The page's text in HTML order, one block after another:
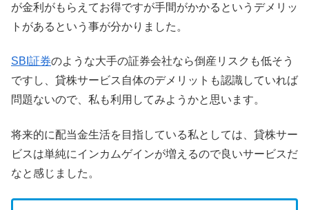
が金利がもらえてお得ですが手間がかかるというデメリッ
トがあるという事が分かりました。
SBI証券のような大手の証券会社なら倒産リスクも低そう
ですし、貸株サービス自体のデメリットも認識していれば
問題ないので、私も利用してみようかと思います。
将来的に配当金生活を目指している私としては、貸株サー
ビスは単純にインカムゲインが増えるので良いサービスだ
なと感じました。